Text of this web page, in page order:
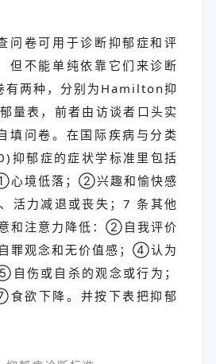
问卷可用于诊断抑郁症和评
但不能单纯依靠它们来诊断
有两种，分别为Hamilton抑
量表，前者由访谈者口头实
填问卷。在国际疾病与分类
抑郁症的症状学标准里包括
心境低落；②兴趣和愉快感
活力减退或丧失；7 条其他
和注意力降低：②自我评价
罪观念和无价值感；④认为
伤或自杀的观念或行为；
欲下降。并按下表把抑郁